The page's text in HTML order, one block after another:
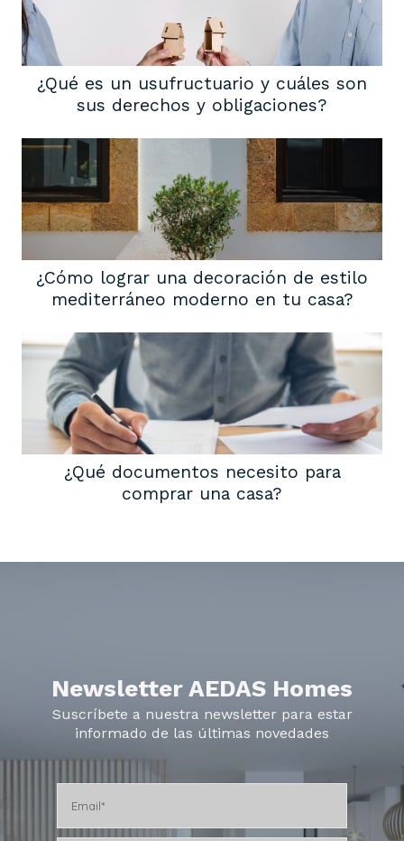
¿Qué es un usufructuario y cuáles son
sus derechos y obligaciones?
¿Cómo lograr una decoración de estilo
mediterráneo moderno en tu casa?
¿Qué documentos necesito para
comprar una casa?
Newsletter AEDAS Homes
Suscríbete a nuestra newsletter para estar
informado de las últimas novedades